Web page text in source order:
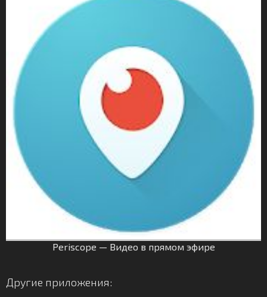
Periscope — Видео в прямом эфире
Другие приложения: